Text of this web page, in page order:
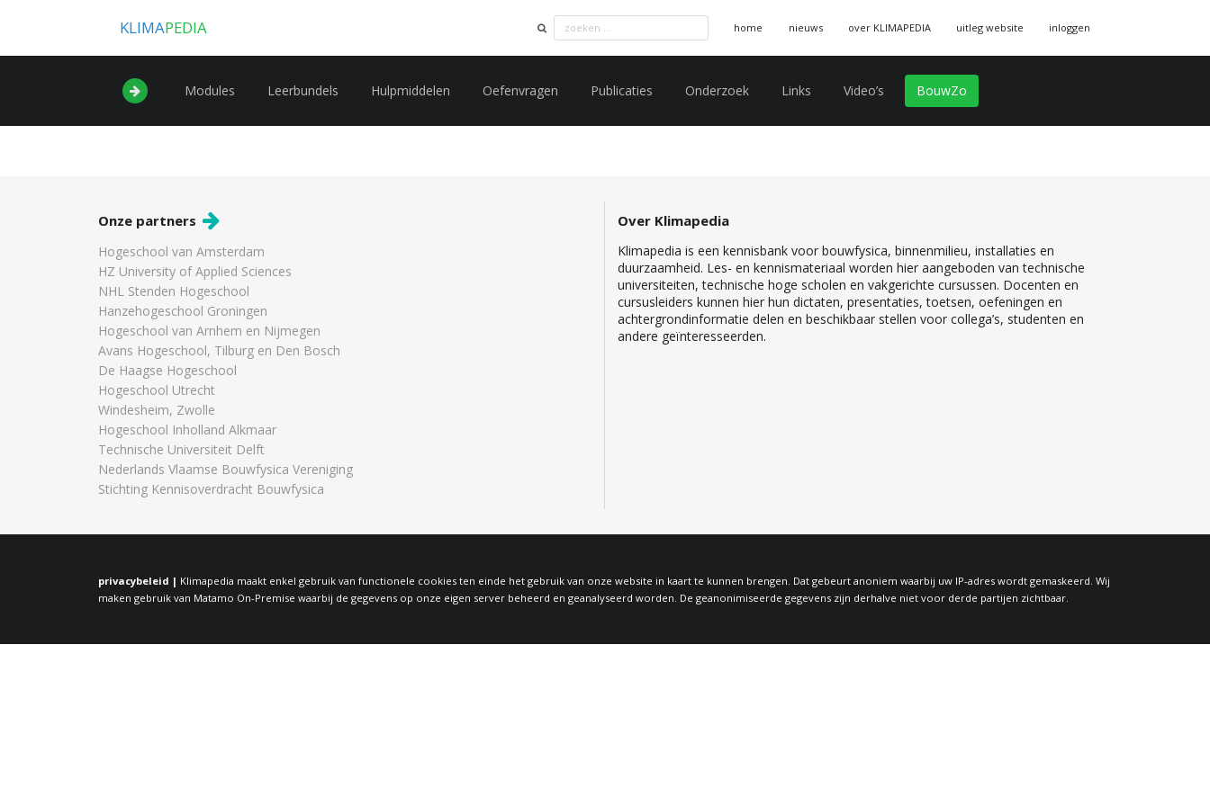
KLIMAPEDIA home nieuws over KLIMAPEDIA uitleg website inloggen
Modules Leerbundels Hulpmiddelen Oefenvragen Publicaties Onderzoek Links Video’s BouwZo
Onze partners
Hogeschool van Amsterdam
HZ University of Applied Sciences
NHL Stenden Hogeschool
Hanzehogeschool Groningen
Hogeschool van Arnhem en Nijmegen
Avans Hogeschool, Tilburg en Den Bosch
De Haagse Hogeschool
Hogeschool Utrecht
Windesheim, Zwolle
Hogeschool Inholland Alkmaar
Technische Universiteit Delft
Nederlands Vlaamse Bouwfysica Vereniging
Stichting Kennisoverdracht Bouwfysica
Over Klimapedia
Klimapedia is een kennisbank voor bouwfysica, binnenmilieu, installaties en
duurzaamheid. Les- en kennismateriaal worden hier aangeboden van technische
universiteiten, technische hoge scholen en vakgerichte cursussen. Docenten en
cursusleiders kunnen hier hun dictaten, presentaties, toetsen, oefeningen en
achtergrondinformatie delen en beschikbaar stellen voor collega’s, studenten en
andere geïnteresseerden.
privacybeleid | Klimapedia maakt enkel gebruik van functionele cookies ten einde het gebruik van onze website in kaart te kunnen brengen. Dat gebeurt anoniem waarbij uw IP-adres wordt gemaskeerd. Wij
maken gebruik van Matamo On-Premise waarbij de gegevens op onze eigen server beheerd en geanalyseerd worden. De geanonimiseerde gegevens zijn derhalve niet voor derde partijen zichtbaar.